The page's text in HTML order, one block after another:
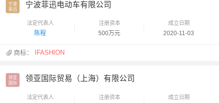
宁波
菲迅
宁波菲迅电动车有限公司
法定代表人
陈程
注册资本
500万元
成立日期
2020-11-03
商标： IFASHION
领亚
国际
领亚国际贸易（上海）有限公司
法定代表人 注册资本 成立日期